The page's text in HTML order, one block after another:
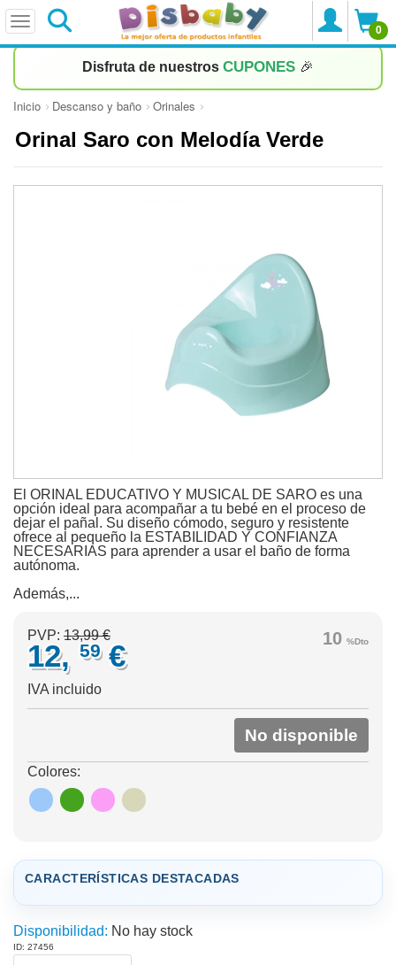
0
Disfruta de nuestros CUPONES 🎉
Inicio Descanso y baño Orinales
Orinal Saro con Melodía Verde
El ORINAL EDUCATIVO Y MUSICAL DE SARO es una
opción ideal para acompañar a tu bebé en el proceso de
dejar el pañal. Su diseño cómodo, seguro y resistente
ofrece al pequeño la ESTABILIDAD Y CONFIANZA
NECESARIAS para aprender a usar el baño de forma
autónoma.
Además,...
10 %Dto
PVP: 13,99 €
12, 59 €
IVA incluido
No disponible
Colores:
CARACTERÍSTICAS DESTACADAS
Disponibilidad: No hay stock
ID: 27456